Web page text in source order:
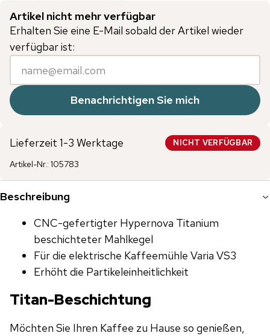
Artikel nicht mehr verfügbar
Erhalten Sie eine E-Mail sobald der Artikel wieder
verfügbar ist:
Benachrichtigen Sie mich
Lieferzeit 1-3 Werktage NICHT VERFÜGBAR
Artikel-Nr.: 105783
Beschreibung
CNC-gefertigter Hypernova Titanium
beschichteter Mahlkegel
Für die elektrische Kaffeemühle Varia VS3
Erhöht die Partikeleinheitlichkeit
Titan-Beschichtung
Möchten Sie Ihren Kaffee zu Hause so genießen,